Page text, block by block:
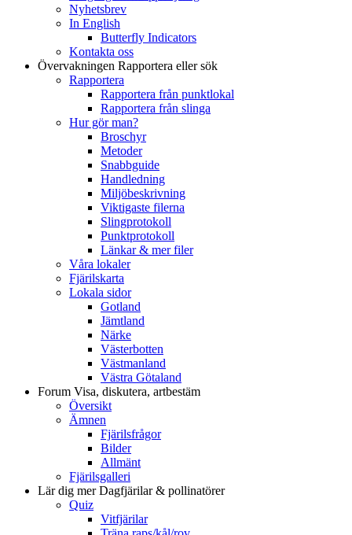
Nyhetsbrev
In English
Butterfly Indicators
Kontakta oss
Övervakningen Rapportera eller sök
Rapportera
Rapportera från punktlokal
Rapportera från slinga
Hur gör man?
Broschyr
Metoder
Snabbguide
Handledning
Miljöbeskrivning
Viktigaste filerna
Slingprotokoll
Punktprotokoll
Länkar & mer filer
Våra lokaler
Fjärilskarta
Lokala sidor
Gotland
Jämtland
Närke
Västerbotten
Västmanland
Västra Götaland
Forum Visa, diskutera, artbestäm
Översikt
Ämnen
Fjärilsfrågor
Bilder
Allmänt
Fjärilsgalleri
Lär dig merDagfjärilar & pollinatörer
Quiz
Vitfjärilar